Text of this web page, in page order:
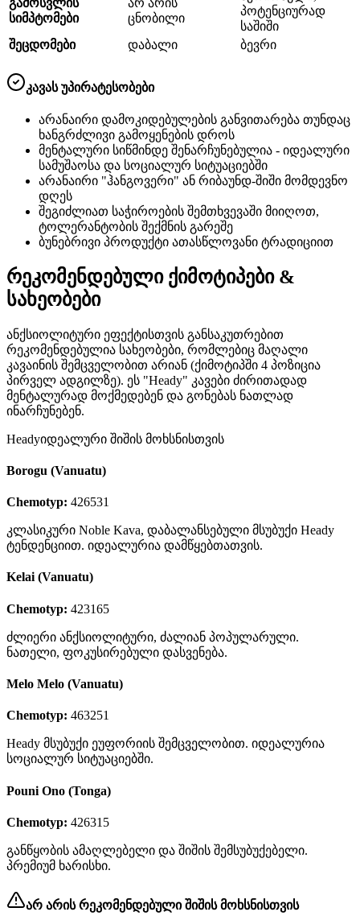
გამოსვლის
სიმპტომები
არ არის
ცნობილი
პოტენციურად
საშიში
შეცდომები
დაბალი ბევრი
კავას უპირატესობები
არანაირი დამოკიდებულების განვითარება თუნდაც
ხანგრძლივი გამოყენების დროს
მენტალური სიწმინდე შენარჩუნებულია - იდეალური
სამუშაოსა და სოციალურ სიტუაციებში
არანაირი "ჰანგოვერი" ან რიბაუნდ-შიში მომდევნო
დღეს
შეგიძლიათ საჭიროების შემთხვევაში მიიღოთ,
ტოლერანტობის შექმნის გარეშე
ბუნებრივი პროდუქტი ათასწლოვანი ტრადიციით
რეკომენდებული ქიმოტიპები &
სახეობები
ანქსიოლიტური ეფექტისთვის განსაკუთრებით
რეკომენდებულია სახეობები, რომლებიც მაღალი
კავაინის შემცველობით არიან (ქიმოტიპში 4 პოზიცია
პირველ ადგილზე). ეს "Heady" კავები ძირითადად
მენტალურად მოქმედებენ და გონებას ნათლად
ინარჩუნებენ.
Headyიდეალური შიშის მოხსნისთვის
Borogu (Vanuatu)
Chemotyp: 426531
კლასიკური Noble Kava, დაბალანსებული მსუბუქი Heady
ტენდენციით. იდეალურია დამწყებთათვის.
Kelai (Vanuatu)
Chemotyp: 423165
ძლიერი ანქსიოლიტური, ძალიან პოპულარული.
ნათელი, ფოკუსირებული დასვენება.
Melo Melo (Vanuatu)
Chemotyp: 463251
Heady მსუბუქი ეუფორიის შემცველობით. იდეალურია
სოციალურ სიტუაციებში.
Pouni Ono (Tonga)
Chemotyp: 426315
განწყობის ამაღლებელი და შიშის შემსუბუქებელი.
პრემიუმ ხარისხი.
არ არის რეკომენდებული შიშის მოხსნისთვის